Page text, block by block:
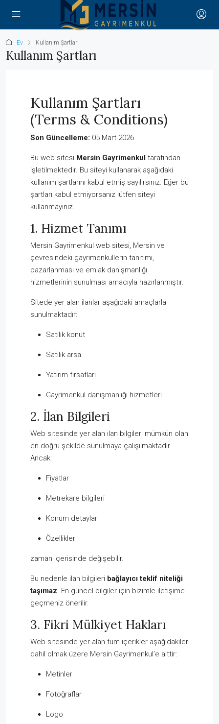
Ev Kullanım Şartları
Kullanım Şartları
Kullanım Şartları
(Terms & Conditions)
Son Güncelleme: 05 Mart 2026
Bu web sitesi Mersin Gayrimenkul tarafından
işletilmektedir. Bu siteyi kullanarak aşağıdaki
kullanım şartlarını kabul etmiş sayılırsınız. Eğer bu
şartları kabul etmiyorsanız lütfen siteyi
kullanmayınız.
1. Hizmet Tanımı
Mersin Gayrimenkul web sitesi, Mersin ve
çevresindeki gayrimenkullerin tanıtımı,
pazarlanması ve emlak danışmanlığı
hizmetlerinin sunulması amacıyla hazırlanmıştır.
Sitede yer alan ilanlar aşağıdaki amaçlarla
sunulmaktadır:
Satılık konut
Satılık arsa
Yatırım fırsatları
Gayrimenkul danışmanlığı hizmetleri
2. İlan Bilgileri
Web sitesinde yer alan ilan bilgileri mümkün olan
en doğru şekilde sunulmaya çalışılmaktadır.
Ancak:
Fiyatlar
Metrekare bilgileri
Konum detayları
Özellikler
zaman içerisinde değişebilir.
Bu nedenle ilan bilgileri bağlayıcı teklif niteliği
taşımaz. En güncel bilgiler için bizimle iletişime
geçmeniz önerilir.
3. Fikri Mülkiyet Hakları
Web sitesinde yer alan tüm içerikler aşağıdakiler
dahil olmak üzere Mersin Gayrimenkul’e aittir:
Metinler
Fotoğraflar
Logo